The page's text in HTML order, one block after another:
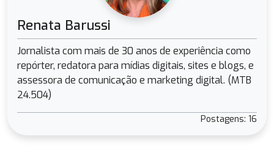
Renata Barussi
Jornalista com mais de 30 anos de experiência como
repórter, redatora para mídias digitais, sites e blogs, e
assessora de comunicação e marketing digital. (MTB
24.504)
Postagens: 16